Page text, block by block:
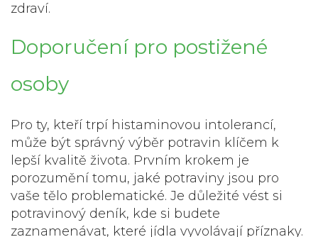
zdraví.
Doporučení pro postižené
osoby
Pro ty, kteří trpí histaminovou intolerancí,
může být správný výběr potravin klíčem k
lepší kvalitě života. Prvním krokem je
porozumění tomu, jaké potraviny jsou pro
vaše tělo problematické. Je důležité vést si
potravinový deník, kde si budete
zaznamenávat, které jídla vyvolávají příznaky.